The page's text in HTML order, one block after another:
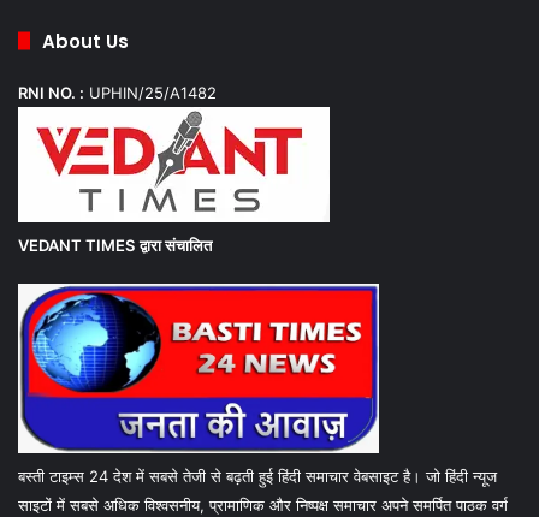
About Us
RNI NO. : UPHIN/25/A1482
VEDANT TIMES द्वारा संचालित
बस्ती टाइम्स 24 देश में सबसे तेजी से बढ़ती हुई हिंदी समाचार वेबसाइट है। जो हिंदी न्यूज
साइटों में सबसे अधिक विश्वसनीय, प्रामाणिक और निष्पक्ष समाचार अपने समर्पित पाठक वर्ग